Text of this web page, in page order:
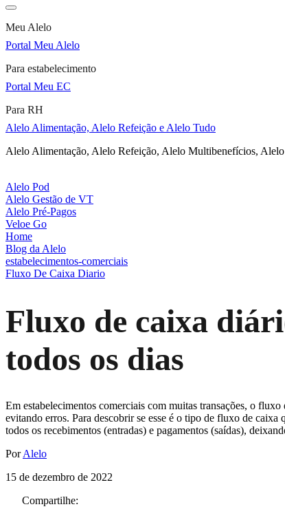
Meu Alelo
Portal Meu Alelo
Para estabelecimento
Portal Meu EC
Para RH
Alelo Alimentação, Alelo Refeição e Alelo Tudo
Alelo Alimentação, Alelo Refeição, Alelo Multibenefícios,
Alelo Pod
Alelo Gestão de VT
Alelo Pré-Pagos
Veloe Go
Home
Blog da Alelo
estabelecimentos-comerciais
Fluxo De Caixa Diario
Fluxo de caixa
todos os dias
Em estabelecimentos comerciais com muitas transações, o
evitando erros. Para descobrir se esse é o tipo de fluxo de
todos os recebimentos (entradas) e pagamentos (saídas),
PorAlelo
15 de dezembro de 2022
Compartilhe: